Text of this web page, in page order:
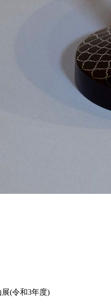
(令和3年度)